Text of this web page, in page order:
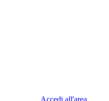
Accedi all'area